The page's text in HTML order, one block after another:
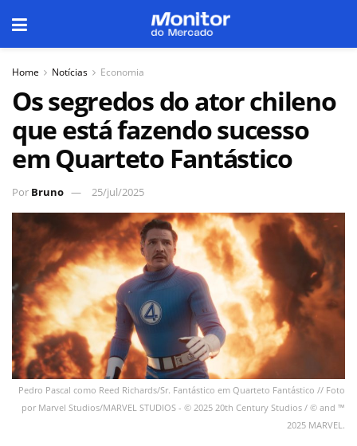
Home Notícias Economia
Os segredos do ator chileno
que está fazendo sucesso
em Quarteto Fantástico
Por Bruno 25/jul/2025
Pedro Pascal como Reed Richards/Sr. Fantástico em Quarteto Fantástico // Foto
por Marvel Studios/MARVEL STUDIOS - © 2025 20th Century Studios / © and ™
2025 MARVEL.